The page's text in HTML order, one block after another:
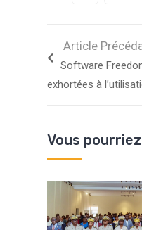
Article
Software
exhortées à
Vous